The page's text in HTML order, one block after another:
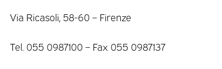
Via Ricasoli, 58-60 – Firenze
Tel. 055 0987100 – Fax 055 0987137